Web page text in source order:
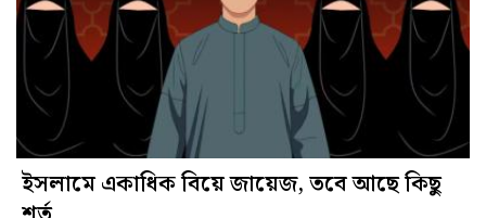
ইসলামে একাধিক বিয়ে জায়েজ, তবে আছে কিছু